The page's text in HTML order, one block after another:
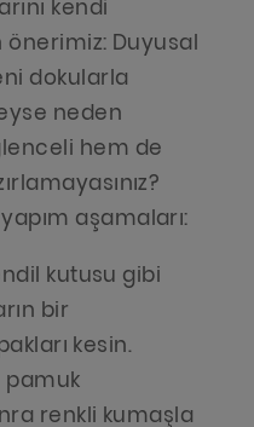
kendi
Duyusal
dokularla
neden
hem de
aşamaları:
kutusu gibi
bir
kesin.
pamuk
renkli kumaşla